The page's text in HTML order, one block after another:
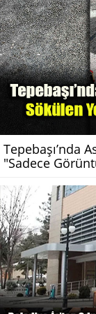
Tepebaşı’nda
"Sadece